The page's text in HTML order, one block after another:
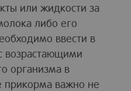
или жидкости за
либо его
ввести в
возрастающими
организма в
прикорма важно не